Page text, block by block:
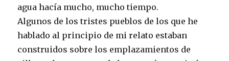
agua hacía mucho, mucho tiempo.
Algunos de los tristes pueblos de los que he
hablado al principio de mi relato estaban
construidos sobre los emplazamientos de